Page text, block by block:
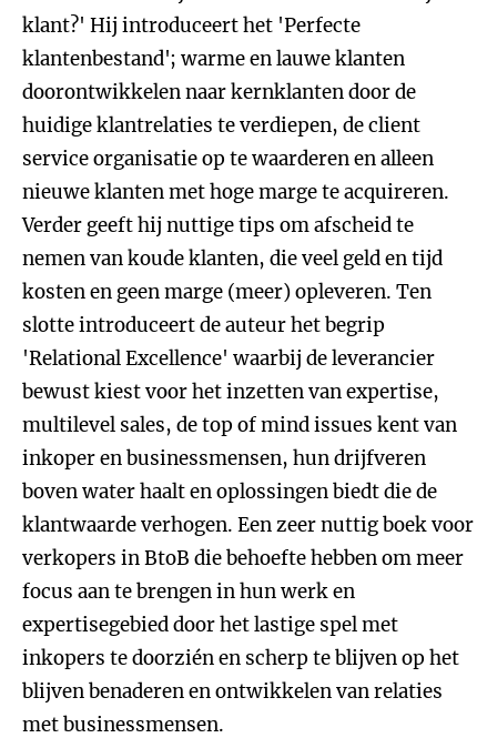
klant?' Hij introduceert het 'Perfecte
klantenbestand'; warme en lauwe klanten
doorontwikkelen naar kernklanten door de
huidige klantrelaties te verdiepen, de client
service organisatie op te waarderen en alleen
nieuwe klanten met hoge marge te acquireren.
Verder geeft hij nuttige tips om afscheid te
nemen van koude klanten, die veel geld en tijd
kosten en geen marge (meer) opleveren. Ten
slotte introduceert de auteur het begrip
'Relational Excellence' waarbij de leverancier
bewust kiest voor het inzetten van expertise,
multilevel sales, de top of mind issues kent van
inkoper en businessmensen, hun drijfveren
boven water haalt en oplossingen biedt die de
klantwaarde verhogen. Een zeer nuttig boek voor
verkopers in BtoB die behoefte hebben om meer
focus aan te brengen in hun werk en
expertisegebied door het lastige spel met
inkopers te doorzién en scherp te blijven op het
blijven benaderen en ontwikkelen van relaties
met businessmensen.